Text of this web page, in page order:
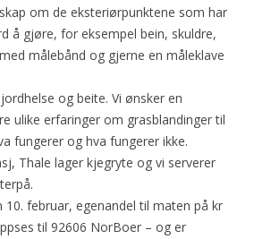
om de eksteriørpunktene som har
å gjøre, for eksempel bein, skuldre,
målebånd og gjerne en måleklave
og beite. Vi ønsker en
ulike erfaringer om grasblandinger til
fungerer og hva fungerer ikke.
Thale lager kjegryte og vi serverer
10. februar, egenandel til maten på kr
til 92606 NorBoer – og er